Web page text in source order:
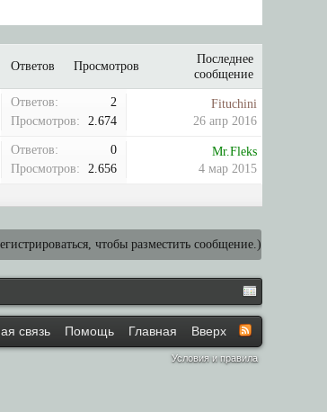
Ответов Просмотров
Последнее
сообщение
Ответов:
2
Просмотров:
2.674
Fituchini
26 апр 2016
Ответов:
0
Просмотров:
2.656
Mr.Fleks
4 мар 2015
чтобы разместить сообщение.)
связь Помощь Главная Вверх
Условия и правила